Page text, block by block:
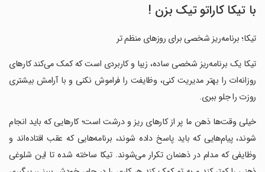
با تیکا کاراتو تیک بزن !
‏‏تیکا؛ برنامه‌ریز شخصی برای روزهای منظم‌ تر
‏‏تیکا یک برنامه‌ریز شخصی ساده، زیبا و کاربردی است که کمک می‌کند کارهای
روزانه‌ات را بهتر مدیریت کنی، وظایفت را فراموش نکنی و با آرامش بیشتری
روزت را جلو ببری.
‏‏خیلی وقت‌ها ذهن ما پر از کارهای ریز و درشت است؛ کارهایی که باید انجام
شوند، پیام‌هایی که باید پاسخ داده شوند، برنامه‌هایی که عقب افتاده‌اند و
وظایفی که مدام در ذهنمان تکرار می‌شوند. تیکا ساخته شده تا این شلوغی